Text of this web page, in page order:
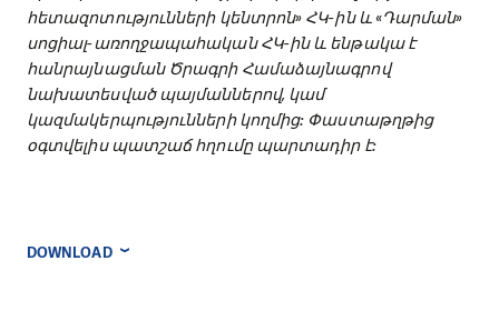
հետազոտությունների կենտրոն» ՀԿ-ին և «Դարման»
սոցիալ-առողջապահական ՀԿ-ին և ենթակա է
հանրայնացման Ծրագրի Համաձայնագրով
նախատեսված պայմաններով, կամ
կազմակերպությունների կողմից: Փաստաթղթից
օգտվելիս պատշաճ հղումը պարտադիր է:
DOWNLOAD